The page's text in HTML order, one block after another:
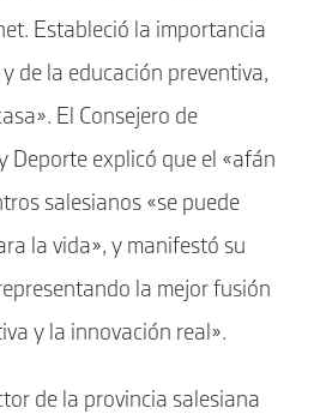
Estableció la importancia
de la educación preventiva,
El Consejero de
Deporte explicó que el «afán
salesianos «se puede
la vida», y manifestó su
la mejor fusión
y la innovación real».
de la provincia salesiana